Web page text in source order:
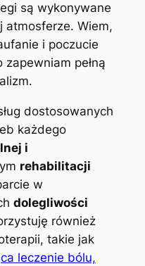
są wykonywane
atmosferze. Wiem,
i poczucie
pełną
dostosowanych
każdego
i
rehabilitacji
w
dolegliwości
również
takie jak
leczenie bólu,